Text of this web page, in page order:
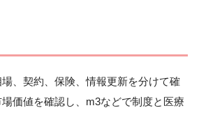
、契約、保険、情報更新を分けて確
価値を確認し、m3などで制度と医療